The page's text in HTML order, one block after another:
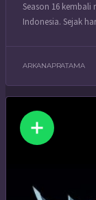
Season 16
Indonesia. Sejak
ARKANAPRATAMA